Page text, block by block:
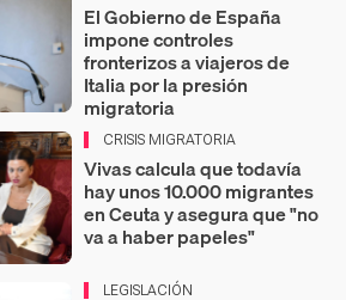
El Gobierno de España
impone controles
fronterizos a viajeros de
Italia por la presión
migratoria
CRISIS MIGRATORIA
Vivas calcula que todavía
hay unos 10.000 migrantes
en Ceuta y asegura que "no
va a haber papeles"
LEGISLACIÓN